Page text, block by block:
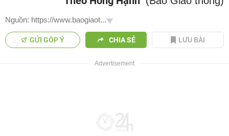
Nguồn: https://www.baogiaot...
GỬI GÓP Ý CHIA SẺ LƯU BÀI